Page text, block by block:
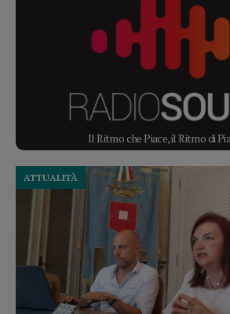
Il Ritmo che Piace, il Ritmo di
ATTUALITÀ